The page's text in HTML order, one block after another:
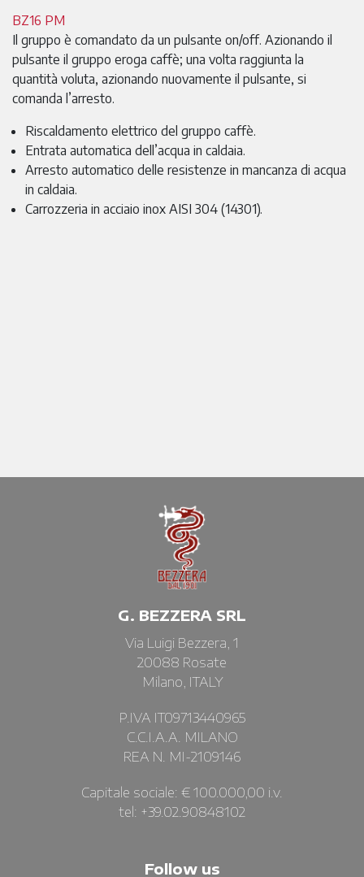
BZ16 PM
Il gruppo è comandato da un pulsante on/off. Azionando il
pulsante il gruppo eroga caffè; una volta raggiunta la
quantità voluta, azionando nuovamente il pulsante, si
comanda l’arresto.
Riscaldamento elettrico del gruppo caffè.
Entrata automatica dell’acqua in caldaia.
Arresto automatico delle resistenze in mancanza di acqua
in caldaia.
Carrozzeria in acciaio inox AISI 304 (14301).
G. BEZZERA SRL
Via Luigi Bezzera, 1
20088 Rosate
Milano, ITALY
P.IVA IT09713440965
C.C.I.A.A. MILANO
REA N. MI-2109146
Capitale sociale: € 100.000,00 i.v.
tel: +39.02.90848102
Follow us